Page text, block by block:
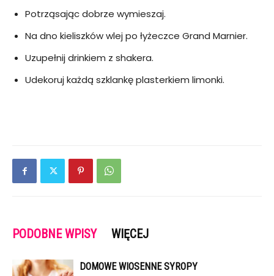
Potrząsając dobrze wymieszaj.
Na dno kieliszków wlej po łyżeczce Grand Marnier.
Uzupełnij drinkiem z shakera.
Udekoruj każdą szklankę plasterkiem limonki.
PODOBNE WPISY WIĘCEJ
DOMOWE WIOSENNE SYROPY